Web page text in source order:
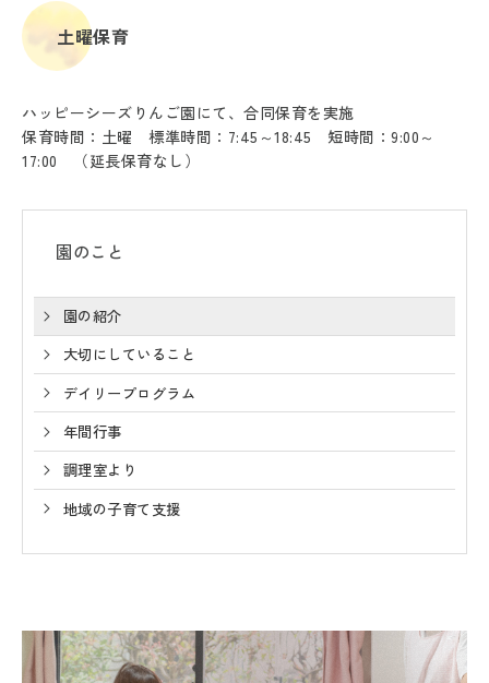
土曜保育
ハッピーシーズりんご園にて、合同保育を実施
保育時間：土曜 標準時間：7:45～18:45 短時間：9:00～
17:00 （延長保育なし）
園のこと
園の紹介
大切にしていること
デイリープログラム
年間行事
調理室より
地域の子育て支援